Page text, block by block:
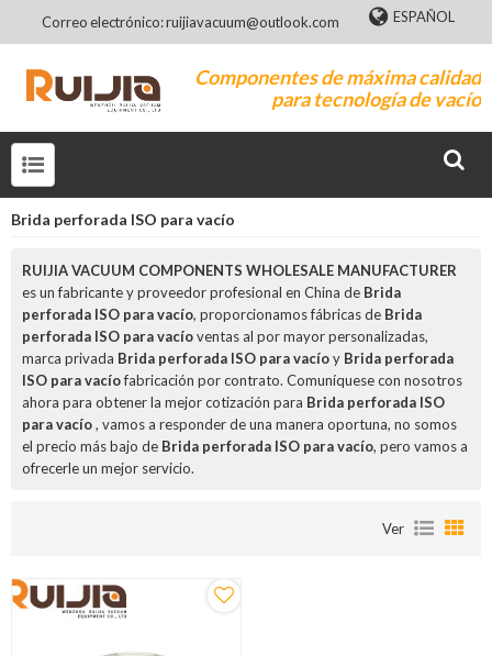
Correo electrónico: ruijiavacuum@outlook.com ESPAÑOL
Componentes de máxima calidad
para tecnología de vacío
Brida perforada ISO para vacío
RUIJIA VACUUM COMPONENTS WHOLESALE MANUFACTURER
es un fabricante y proveedor profesional en China de Brida
perforada ISO para vacío, proporcionamos fábricas de Brida
perforada ISO para vacíoventas al por mayor personalizadas,
marca privada Brida perforada ISO para vacíoy Brida perforada
ISO para vacíofabricación por contrato. Comuníquese con nosotros
ahora para obtener la mejor cotización para Brida perforada ISO
para vacío, vamos a responder de una manera oportuna, no somos
el precio más bajo de Brida perforada ISO para vacío, pero vamos a
ofrecerle un mejor servicio.
Ver